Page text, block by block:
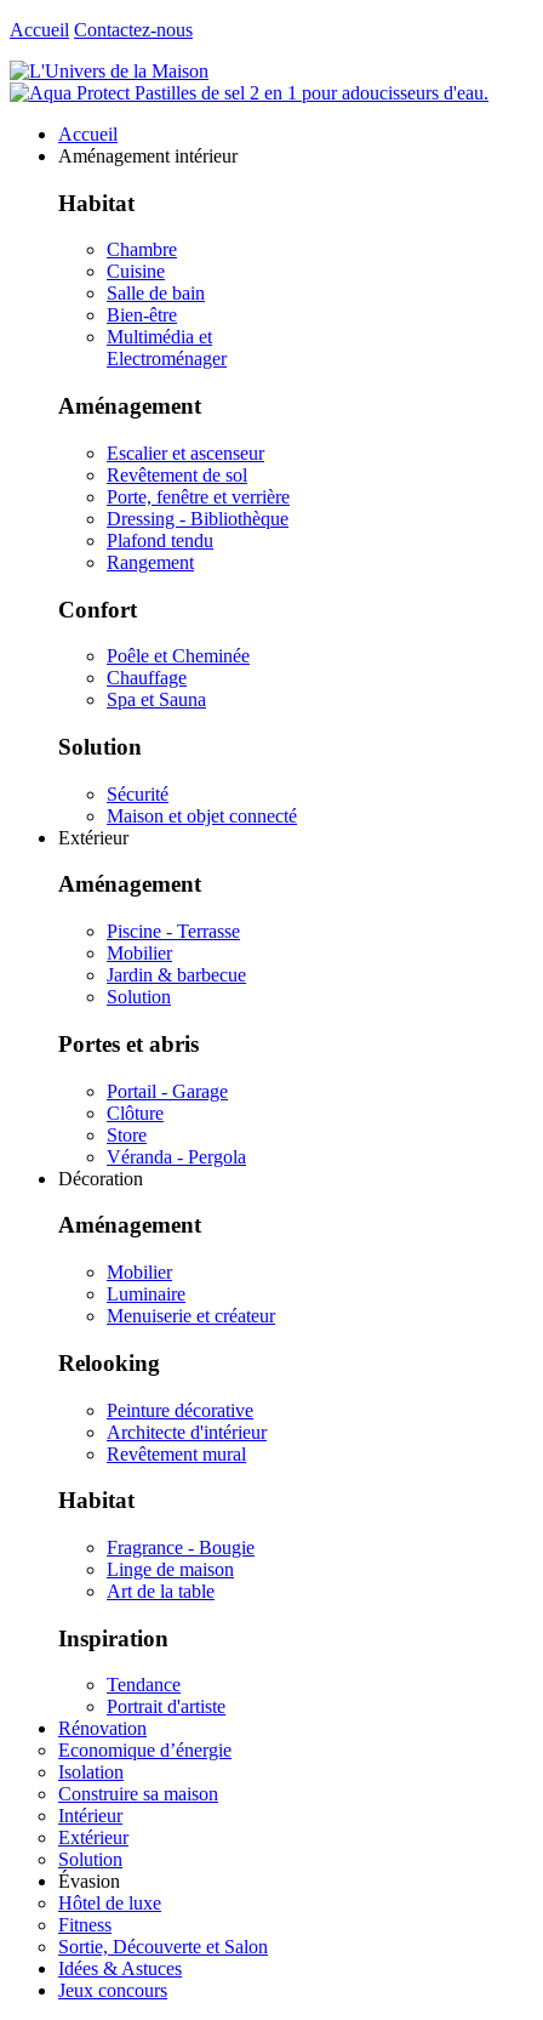
Accueil Contactez-nous
Accueil
Aménagement intérieur
Habitat
Chambre
Cuisine
Salle de bain
Bien-être
Multimédia et
Electroménager
Aménagement
Escalier et ascenseur
Revêtement de sol
Porte, fenêtre et verrière
Dressing - Bibliothèque
Plafond tendu
Rangement
Confort
Poêle et Cheminée
Chauffage
Spa et Sauna
Solution
Sécurité
Maison et objet connecté
Extérieur
Aménagement
Piscine - Terrasse
Mobilier
Jardin & barbecue
Solution
Portes et abris
Portail - Garage
Clôture
Store
Véranda - Pergola
Décoration
Aménagement
Mobilier
Luminaire
Menuiserie et créateur
Relooking
Peinture décorative
Architecte d'intérieur
Revêtement mural
Habitat
Fragrance - Bougie
Linge de maison
Art de la table
Inspiration
Tendance
Portrait d'artiste
Rénovation
Economique d’énergie
Isolation
Construire sa maison
Intérieur
Extérieur
Solution
Évasion
Hôtel de luxe
Fitness
Sortie, Découverte et Salon
Idées & Astuces
Jeux concours